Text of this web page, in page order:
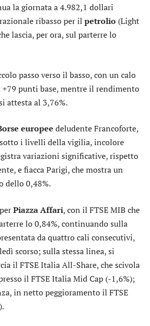
la giornata a 4.982,1 dollari
ribasso per il petrolio (Light
lascia, per ora, sul parterre lo
passo verso il basso, con un calo
+79 punti base, mentre il rendimento
attesta al 3,76%.
europee deludenteFrancoforte,
sotto i livelli della vigilia, incolore
variazioni significative, rispetto
e fiaccaParigi, che mostra un
dello 0,48%.
Piazza Affari, con il FTSE MIB che
lo 0,84%, continuando sulla
da quattro cali consecutivi,
scorso; sulla stessa linea, si
il FTSE Italia All-Share, che scivola
il FTSE Italia Mid Cap (-1,6%);
in netto peggioramento il FTSE